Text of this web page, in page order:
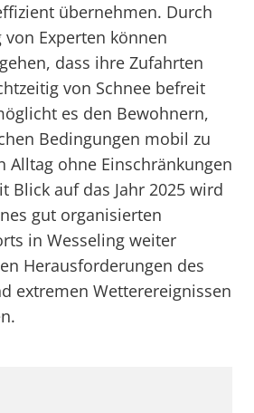
übernehmen. Durch
Experten können
dass ihre Zufahrten
von Schnee befreit
es den Bewohnern,
Bedingungen mobil zu
Alltag ohne Einschränkungen
Blick auf das Jahr 2025 wird
gut organisierten
in Wesseling weiter
Herausforderungen des
extremen Wetterereignissen